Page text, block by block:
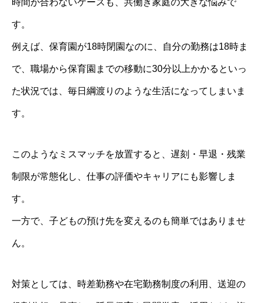
時間が合わないケースも、共働き家庭の大きな悩みで
す。
例えば、保育園が18時閉園なのに、自分の勤務は18時ま
で、職場から保育園までの移動に30分以上かかるといっ
た状況では、毎日綱渡りのような生活になってしまいま
す。
このようなミスマッチを放置すると、遅刻・早退・残業
制限が常態化し、仕事の評価やキャリアにも影響しま
す。
一方で、子どもの預け先を変えるのも簡単ではありませ
ん。
対策としては、時差勤務や在宅勤務制度の利用、送迎の